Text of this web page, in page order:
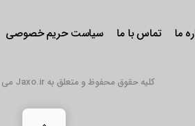
ما تماس با ما سیاست حریم خصوصی
کلیه حقوق محفوظ و متعلق به Jaxo.ir می باشد